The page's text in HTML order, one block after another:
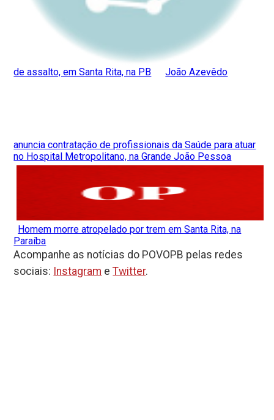
de assalto, em Santa Rita, na PB João Azevêdo
anuncia contratação de profissionais da Saúde para atuar
no Hospital Metropolitano, na Grande João Pessoa
Homem morre atropelado por trem em Santa Rita, na
Paraíba
Acompanhe as notícias do POVOPB pelas redes
sociais: Instagram eTwitter.